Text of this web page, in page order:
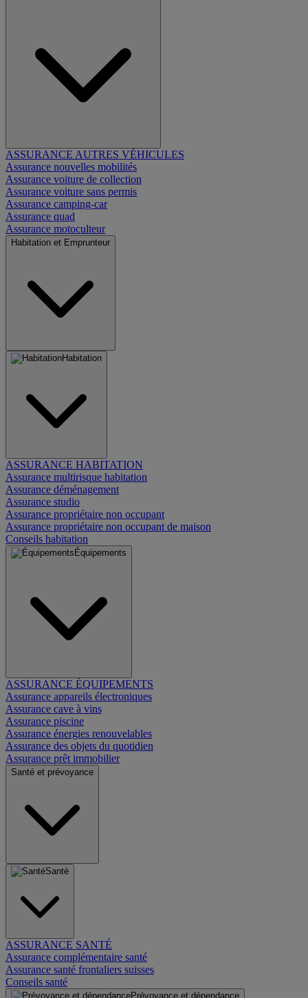
ASSURANCE AUTRES VÉHICULES
Assurance nouvelles mobilités
Assurance voiture de collection
Assurance voiture sans permis
Assurance camping-car
Assurance quad
Assurance motoculteur
Habitation et Emprunteur
Habitation
ASSURANCE HABITATION
Assurance multirisque habitation
Assurance déménagement
Assurance studio
Assurance propriétaire non occupant
Assurance propriétaire non occupant de maison
Conseils habitation
Équipements
ASSURANCE ÉQUIPEMENTS
Assurance appareils électroniques
Assurance cave à vins
Assurance piscine
Assurance énergies renouvelables
Assurance des objets du quotidien
Assurance prêt immobilier
Santé et prévoyance
Santé
ASSURANCE SANTÉ
Assurance complémentaire santé
Assurance santé frontaliers suisses
Conseils santé
Prévoyance et dépendance